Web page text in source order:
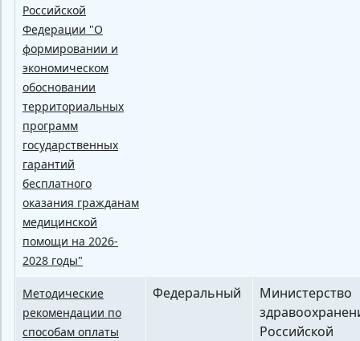
Российской
Федерации "О
формировании и
экономическом
обосновании
территориальных
программ
государственных
гарантий
бесплатного
оказания гражданам
медицинской
помощи на 2026-
2028 годы"
Методические
рекомендации по
способам оплаты
Федеральный
Министерство
Российской